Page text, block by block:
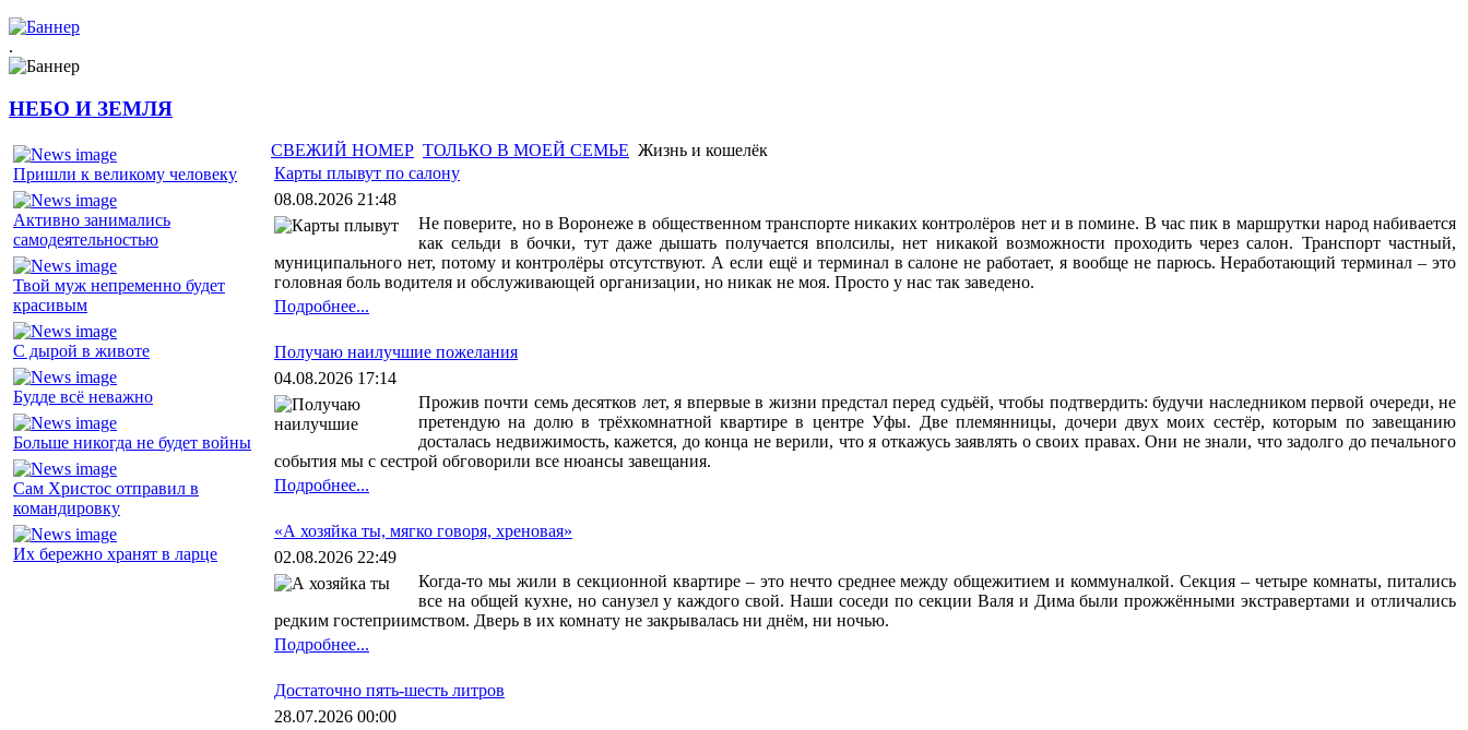
.
НЕБО И ЗЕМЛЯ
Пришли к великому человеку
Активно занимались
самодеятельностью
Твой муж непременно будет
красивым
C дырой в животе
Будде всё неважно
Больше никогда не будет войны
Сам Христос отправил в
командировку
Их бережно хранят в ларце
СВЕЖИЙ НОМЕР ТОЛЬКО В МОЕЙ СЕМЬЕ Жизнь и кошелёк
Карты плывут по салону
08.08.2026 21:48
Не поверите, но в Воронеже в общественном транспорте никаких контролёров нет и в помине. В час пик в маршрутки народ набивается
как сельди в бочки, тут даже дышать получается вполсилы, нет никакой возможности проходить через салон. Транспорт частный,
муниципального нет, потому и контролёры отсутствуют. А если ещё и терминал в салоне не работает, я вообще не парюсь. Неработающий терминал – это
головная боль водителя и обслуживающей организации, но никак не моя. Просто у нас так заведено.
Подробнее...
Получаю наилучшие пожелания
04.08.2026 17:14
Прожив почти семь десятков лет, я впервые в жизни предстал перед судьёй, чтобы подтвердить: будучи наследником первой очереди, не
претендую на долю в трёхкомнатной квартире в центре Уфы. Две племянницы, дочери двух моих сестёр, которым по завещанию
досталась недвижимость, кажется, до конца не верили, что я откажусь заявлять о своих правах. Они не знали, что задолго до печального
события мы с сестрой обговорили все нюансы завещания.
Подробнее...
«А хозяйка ты, мягко говоря, хреновая»
02.08.2026 22:49
Когда-то мы жили в секционной квартире – это нечто среднее между общежитием и коммуналкой. Секция – четыре комнаты, питались
все на общей кухне, но санузел у каждого свой. Наши соседи по секции Валя и Дима были прожжёнными экстравертами и отличались
редким гостеприимством. Дверь в их комнату не закрывалась ни днём, ни ночью.
Подробнее...
Достаточно пять-шесть литров
28.07.2026 00:00